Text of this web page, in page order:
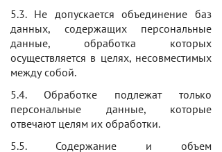
5.3. Не допускается объединение баз
данных, содержащих персональные
данные, обработка которых
осуществляется в целях, несовместимых
между собой.
5.4. Обработке подлежат только
персональные данные, которые
отвечают целям их обработки.
5.5. Содержание и объем